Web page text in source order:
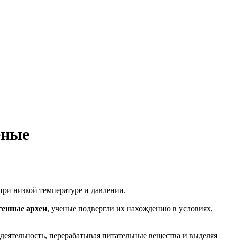
низкой температуре и давлении.
археи, ученые подвергли их нахождению в условиях,
перерабатывая питательные вещества и выделяя